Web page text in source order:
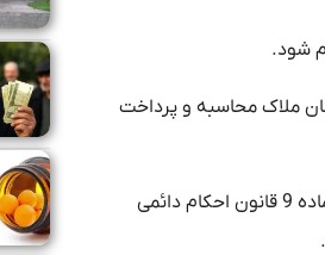
شود.
و عمومی غیردولتی ارائه‌دهنده خدمات درمان ناباروری، مصوبه شهریور 1400 همچنان ملاک محاسبه و پرداخت
این مصوبه به پیشنهاد شورای عالی بیمه سلامت کشور، با تایید سازمان برنامه و بودجه و به استناد بند «الف» ماده 9 قانون احکام دائمی